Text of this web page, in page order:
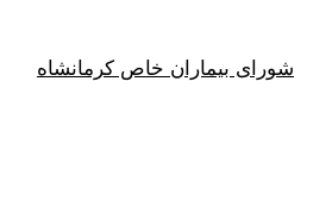
محتواشورای بیماران خاص کرمانشاه